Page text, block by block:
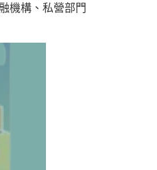
機構、私營部門